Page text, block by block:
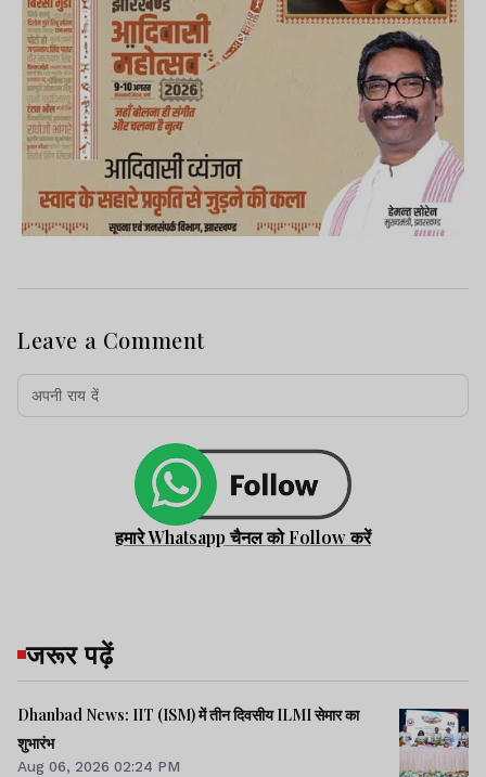
Leave a Comment
हमारे Whatsapp चैनल को Follow करें
जरूर पढ़ें
Dhanbad News: IIT (ISM) में तीन दिवसीय ILMI सेमार का
शुभारंभ
Aug 06, 2026 02:24 PM